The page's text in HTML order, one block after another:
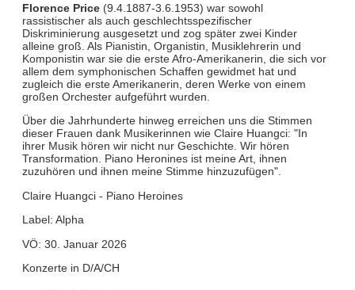
Florence Price(9.4.1887-3.6.1953) war sowohl
rassistischer als auch geschlechtsspezifischer
Diskriminierung ausgesetzt und zog später zwei Kinder
alleine groß. Als Pianistin, Organistin, Musiklehrerin und
Komponistin war sie die erste Afro-Amerikanerin, die sich vor
allem dem symphonischen Schaffen gewidmet hat und
zugleich die erste Amerikanerin, deren Werke von einem
großen Orchester aufgeführt wurden.
Über die Jahrhunderte hinweg erreichen uns die Stimmen
dieser Frauen dank Musikerinnen wie Claire Huangci: "In
ihrer Musik hören wir nicht nur Geschichte. Wir hören
Transformation. Piano Heronines ist meine Art, ihnen
zuzuhören und ihnen meine Stimme hinzuzufügen".
Claire Huangci - Piano Heroines
Label: Alpha
VÖ: 30. Januar 2026
Konzerte in D/A/CH